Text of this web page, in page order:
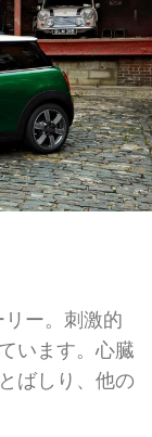
ー。刺激的
います。心臓
ばしり、他の